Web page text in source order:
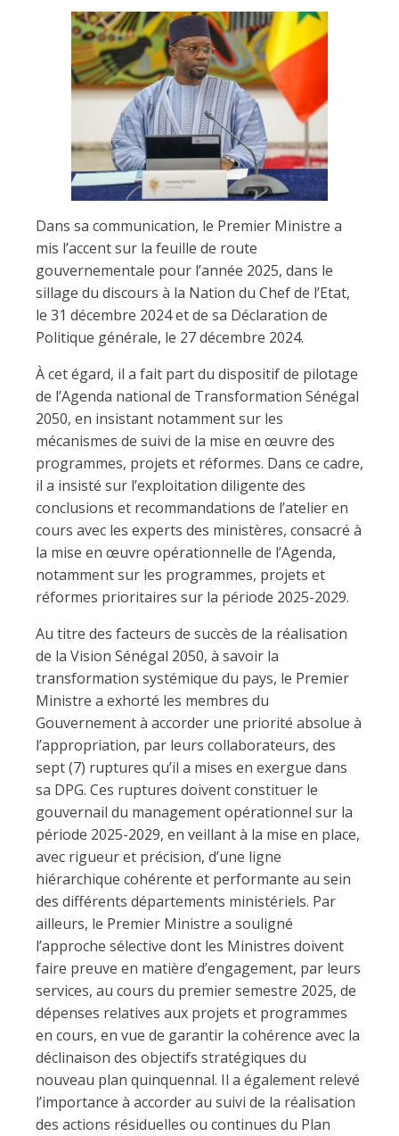
Dans sa communication, le Premier Ministre a
mis l’accent sur la feuille de route
gouvernementale pour l’année 2025, dans le
sillage du discours à la Nation du Chef de l’Etat,
le 31 décembre 2024 et de sa Déclaration de
Politique générale, le 27 décembre 2024.
À cet égard, il a fait part du dispositif de pilotage
de l’Agenda national de Transformation Sénégal
2050, en insistant notamment sur les
mécanismes de suivi de la mise en œuvre des
programmes, projets et réformes. Dans ce cadre,
il a insisté sur l’exploitation diligente des
conclusions et recommandations de l’atelier en
cours avec les experts des ministères, consacré à
la mise en œuvre opérationnelle de l’Agenda,
notamment sur les programmes, projets et
réformes prioritaires sur la période 2025-2029.
Au titre des facteurs de succès de la réalisation
de la Vision Sénégal 2050, à savoir la
transformation systémique du pays, le Premier
Ministre a exhorté les membres du
Gouvernement à accorder une priorité absolue à
l’appropriation, par leurs collaborateurs, des
sept (7) ruptures qu’il a mises en exergue dans
sa DPG. Ces ruptures doivent constituer le
gouvernail du management opérationnel sur la
période 2025-2029, en veillant à la mise en place,
avec rigueur et précision, d’une ligne
hiérarchique cohérente et performante au sein
des différents départements ministériels. Par
ailleurs, le Premier Ministre a souligné
l’approche sélective dont les Ministres doivent
faire preuve en matière d’engagement, par leurs
services, au cours du premier semestre 2025, de
dépenses relatives aux projets et programmes
en cours, en vue de garantir la cohérence avec la
déclinaison des objectifs stratégiques du
nouveau plan quinquennal. Il a également relevé
l’importance à accorder au suivi de la réalisation
des actions résiduelles ou continues du Plan